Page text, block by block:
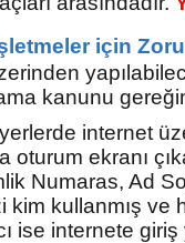
için
kanunu
internet
oturum ekranı
Numaras, Ad
kullanmış ve
ise internete giriş